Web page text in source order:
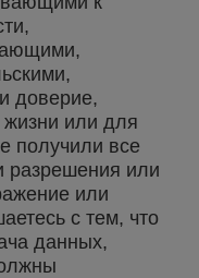
доверие,
жизни или для
получили все
разрешения или
или
с тем, что
данных,